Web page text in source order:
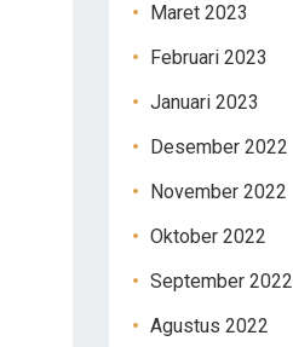
Maret 2023
Februari 2023
Januari 2023
Desember 2022
November 2022
Oktober 2022
September 2022
Agustus 2022